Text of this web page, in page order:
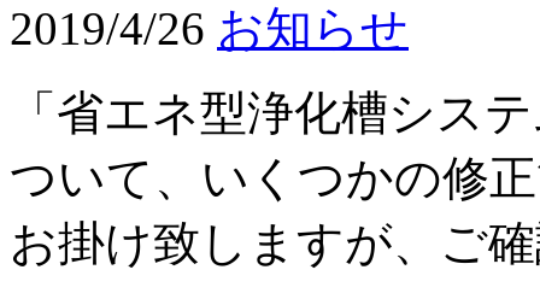
2019/4/26 お知らせ
「省エネ型浄化槽シス
ついて、いくつかの修
お掛け致しますが、ご